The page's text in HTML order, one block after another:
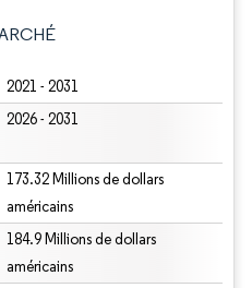
2021 - 2031
2026 - 2031
173.32 Millions de dollars
américains
184.9 Millions de dollars
américains